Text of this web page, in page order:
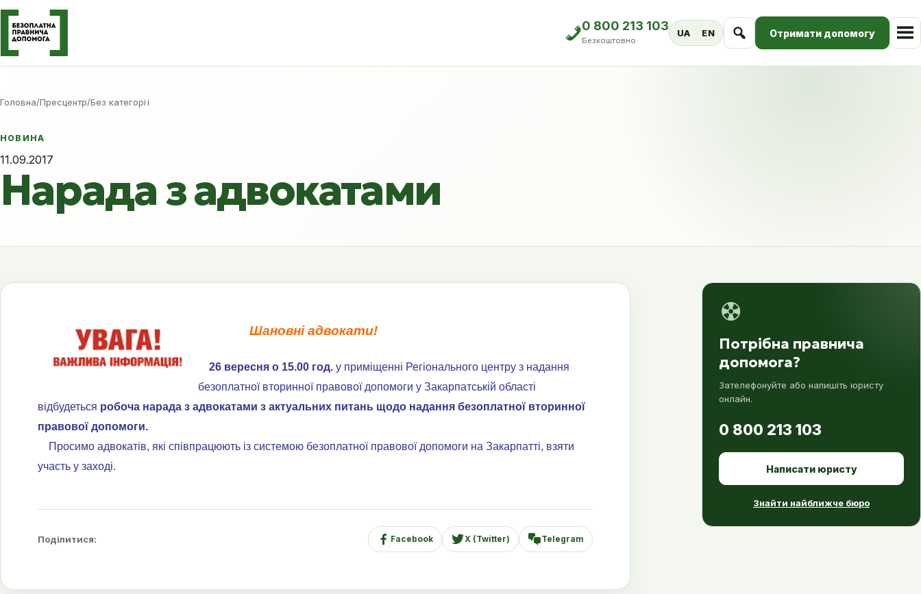
0 800 213 103
Безкоштовно
UA EN Отримати допомогу
Головна/Пресцентр/Без категорії
НОВИНА
11.09.2017
Нарада з адвокатами
Шановні адвокати!
26 вересня о 15.00 год.у приміщенні Регіонального центру з надання
безоплатної вторинної правової допомоги у Закарпатській області
відбудеться робоча нарада з адвокатами з актуальних питань щодо надання безоплатної вторинної
правової допомоги.
Просимо адвокатів, які співпрацюють із системою безоплатної правової допомоги на Закарпатті, взяти
участь у заході.
Поділитися: Facebook X (Twitter) Telegram
Потрібна правнича
допомога?
Зателефонуйте або напишіть юристу
онлайн.
0 800 213 103
Написати юристу
Знайти найближче бюро